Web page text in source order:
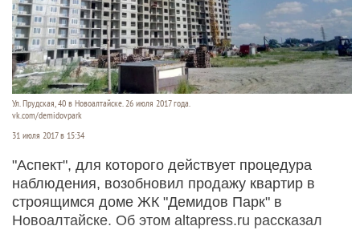
Ул. Прудская, 40 в Новоалтайске. 26 июля 2017 года.
vk.com/demidovpark
31 июля 2017 в 15:34
"Аспект", для которого действует процедура
наблюдения, возобновил продажу квартир в
строящимся доме ЖК "Демидов Парк" в
Новоалтайске. Об этом altapress.ru рассказал